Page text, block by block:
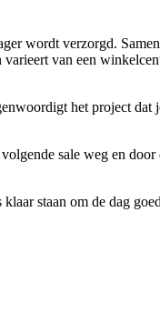
wordt verzorgd.
van een
het project
sale weg en
staan om de dag